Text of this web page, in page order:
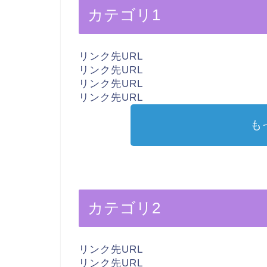
カテゴリ1
リンク先URL
リンク先URL
リンク先URL
リンク先URL
も
カテゴリ2
リンク先URL
リンク先URL